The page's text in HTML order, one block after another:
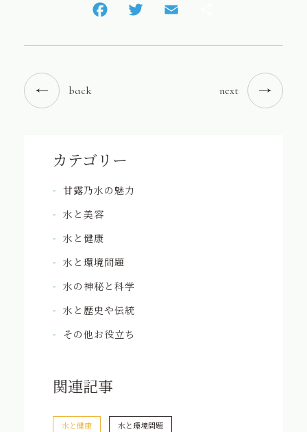
back next
カテゴリー
甘露乃水の魅力
水と美容
水と健康
水と環境問題
水の神秘と科学
水と歴史や伝統
その他お役立ち
関連記事
水と健康 水と環境問題